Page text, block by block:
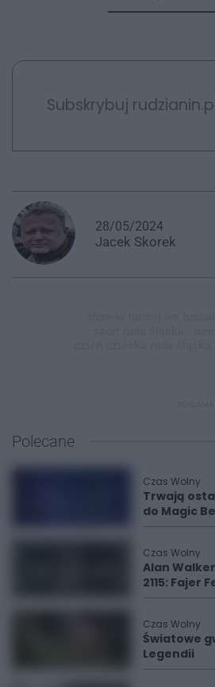
Subskrybuj
28/05/2024
Jacek Skorek
Polecane
Czas Wolny
Trwają
do Magic
Czas Wolny
Alan
2115: Fajer
Czas Wolny
Światowe
Legendii